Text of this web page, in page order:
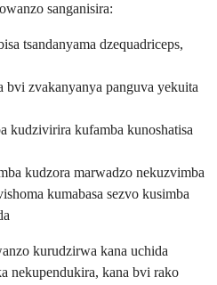
sanganisira:
tsandanyama dzequadriceps,
bvi zvakanyanya panguva yekuita
kudzivirira kufamba kunoshatisa
kudzora marwadzo nekuzvimba
kumabasa sezvo kusimba
kurudzirwa kana uchida
nekupendukira, kana bvi rako